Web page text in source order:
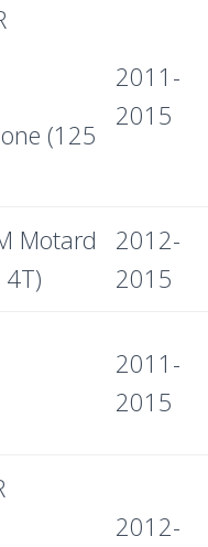
(125
2011-
2015
Motard
2012-
2015
2011-
2015
2012-